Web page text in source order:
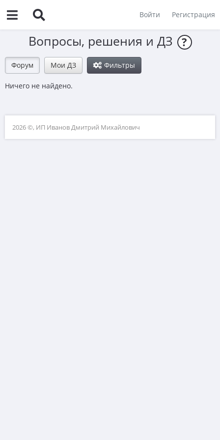
Войти Регистрация
Вопросы, решения и ДЗ ?
Форум Мои ДЗ Фильтры
Ничего не найдено.
2026 ©, ИП Иванов Дмитрий Михайлович